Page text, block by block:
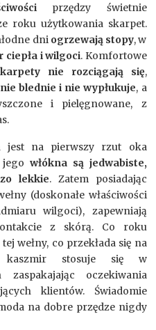
przędzy świetnie
roku użytkowania skarpet.
dni ogrzewają stopy, w
ciepła i wilgoci. Komfortowe
nie rozciągają się,
blednie i nie wypłukuje, a
i pielęgnowane, z
jest na pierwszy rzut oka
włókna są jedwabiste,
lekkie. Zatem posiadając
(doskonałe właściwości
wilgoci), zapewniają
z skórą. Co roku
wełny, co przekłada się na
kaszmir stosuje się w
zaspakajając oczekiwania
klientów. Świadomie
na dobre przędze nigdy